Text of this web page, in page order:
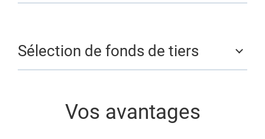
Sélection de fonds de tiers
Vos avantages